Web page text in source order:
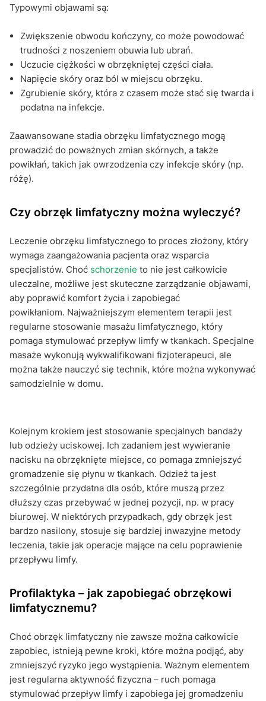
Typowymi objawami są:
Zwiększenie obwodu kończyny, co może powodować
trudności z noszeniem obuwia lub ubrań.
Uczucie ciężkości w obrzękniętej części ciała.
Napięcie skóry oraz ból w miejscu obrzęku.
Zgrubienie skóry, która z czasem może stać się twarda i
podatna na infekcje.
Zaawansowane stadia obrzęku limfatycznego mogą
prowadzić do poważnych zmian skórnych, a także
powikłań, takich jak owrzodzenia czy infekcje skóry (np.
różę).
Czy obrzęk limfatyczny można wyleczyć?
Leczenie obrzęku limfatycznego to proces złożony, który
wymaga zaangażowania pacjenta oraz wsparcia
specjalistów. Choć schorzenie to nie jest całkowicie
uleczalne, możliwe jest skuteczne zarządzanie objawami,
aby poprawić komfort życia i zapobiegać
powikłaniom. Najważniejszym elementem terapii jest
regularne stosowanie masażu limfatycznego, który
pomaga stymulować przepływ limfy w tkankach. Specjalne
masaże wykonują wykwalifikowani fizjoterapeuci, ale
można także nauczyć się technik, które można wykonywać
samodzielnie w domu.
Kolejnym krokiem jest stosowanie specjalnych bandaży
lub odzieży uciskowej. Ich zadaniem jest wywieranie
nacisku na obrzęknięte miejsce, co pomaga zmniejszyć
gromadzenie się płynu w tkankach. Odzież ta jest
szczególnie przydatna dla osób, które muszą przez
dłuższy czas przebywać w jednej pozycji, np. w pracy
biurowej. W niektórych przypadkach, gdy obrzęk jest
bardzo nasilony, stosuje się bardziej inwazyjne metody
leczenia, takie jak operacje mające na celu poprawienie
przepływu limfy.
Profilaktyka – jak zapobiegać obrzękowi
limfatycznemu?
Choć obrzęk limfatyczny nie zawsze można całkowicie
zapobiec, istnieją pewne kroki, które można podjąć, aby
zmniejszyć ryzyko jego wystąpienia. Ważnym elementem
jest regularna aktywność fizyczna – ruch pomaga
stymulować przepływ limfy i zapobiega jej gromadzeniu